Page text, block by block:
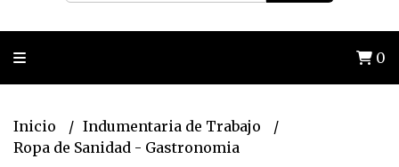
0
Inicio
Indumentaria de Trabajo
Ropa de Sanidad - Gastronomia